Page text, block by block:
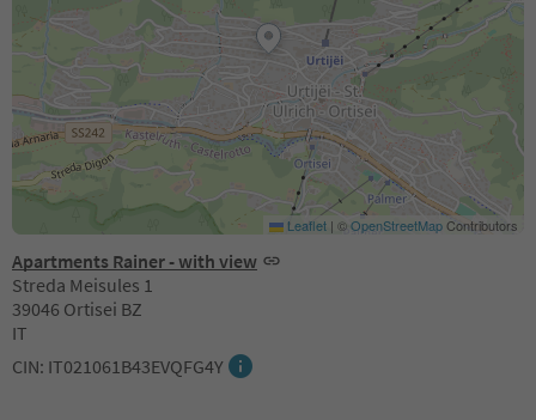
Apartments Rainer - with view
Streda Meisules 1
39046 Ortisei BZ
IT
CIN: IT021061B43EVQFG4Y
Leaflet | ©OpenStreetMapContributors